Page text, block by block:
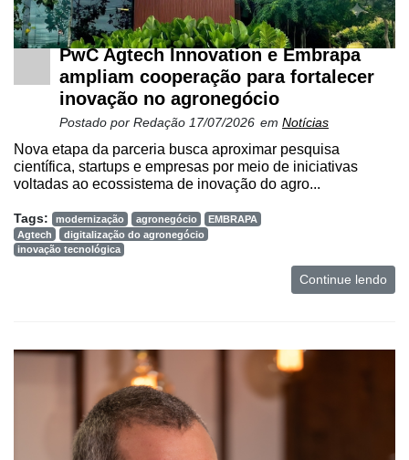
PwC Agtech Innovation e Embrapa
ampliam cooperação para fortalecer
inovação no agronegócio
Postado por Redação 17/07/2026 em Notícias
Nova etapa da parceria busca aproximar pesquisa
científica, startups e empresas por meio de iniciativas
voltadas ao ecossistema de inovação do agro...
Tags: modernização agronegócio
EMBRAPA
Agtech
digitalização do agronegócio
inovação tecnológica
Continue lendo